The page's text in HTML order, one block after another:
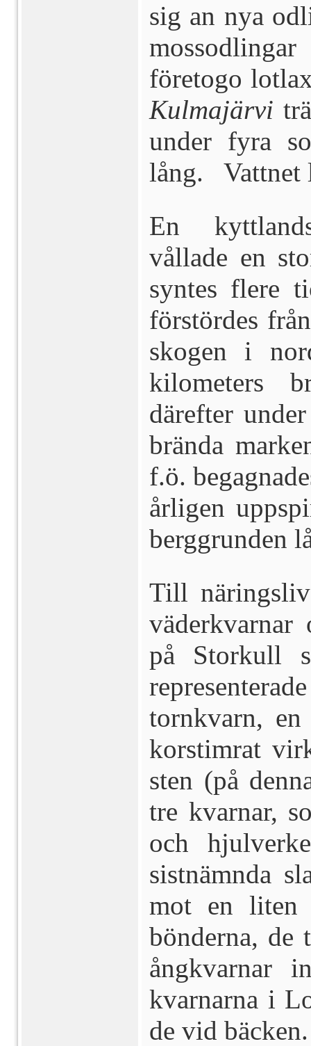
sig an nya
företogo
Kulmajärvi
under fyra
lång. Vattnet
En
vållade en
syntes flere
förstördes
skogen i
kilometers
därefter
brända
f.ö.
årligen
berggrunden
Till
väderkvarnar
på Storkull
tornkvarn,
korstimrat
sten (på
tre kvarnar,
och
sistnämnda
mot en liten
bönderna, de
ångkvarnar
kvarnarna i
de vid